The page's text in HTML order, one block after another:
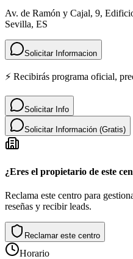
Av. de Ramón y Cajal, 9,
Sevilla, ES
Solicitar Informacion
⚡ Recibirás programa oficial,
Solicitar Info
Solicitar Información (Gratis)
¿Eres el propietario de este
Reclama este centro para
reseñas y recibir leads.
Reclamar este centro
Horario